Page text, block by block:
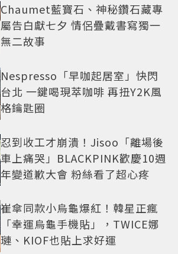
Chaumet藍寶石、神秘鑽石藏專
屬告白獻七夕 情侶疊戴書寫獨一
無二故事
Nespresso「早咖起居室」快閃
台北 一鍵喝現萃咖啡 再扭Y2K風
格鑰匙圈
忍到收工才崩潰！Jisoo「離場後
車上痛哭」BLACKPINK歡慶10週
年變道歉大會 粉絲看了超心疼
崔傘同款小烏龜爆紅！韓星正瘋
「幸運烏龜手機貼」，TWICE娜
璉、KIOF也貼上求好運